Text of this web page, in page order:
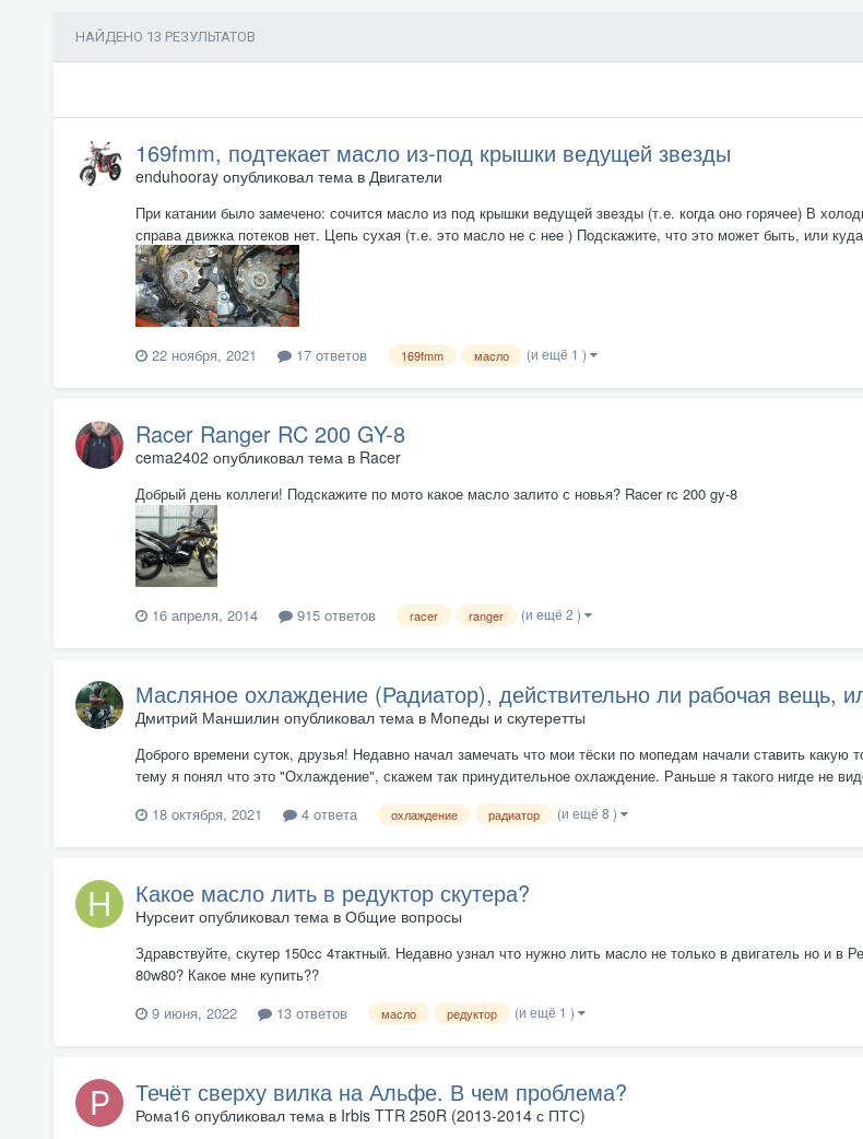
НАЙДЕНО 13 РЕЗУЛЬТАТОВ
169fmm, подтекает масло из-под крышки ведущей звезды
enduhoorayопубликовал тема в Двигатели
При катании было замечено: сочится масло из под крышки ведущей звезды (т.е. когда оно горячее) В
справа движка потеков нет. Цепь сухая (т.е. это масло не с нее ) Подскажите, что это может быть, или
22 ноября, 2021 17 ответов 169fmm масло (и ещё 1 )
Racer Ranger RC 200 GY-8
cema2402 опубликовал тема в Racer
Добрый день коллеги! Подскажите по мото какое масло залито с новья? Racer rc 200 gy-8
16 апреля, 2014 915 ответов racer ranger (и ещё 2 )
Масляное охлаждение (Радиатор), действительно ли рабочая вещь,
Дмитрий Маншилин опубликовал тема в Мопеды и скутеретты
Доброго времени суток, друзья! Недавно начал замечать что мои тёски по мопедам начали ставить
тему я понял что это "Охлаждение", скажем так принудительное охлаждение. Раньше я такого нигде не
18 октября, 2021
4 ответа охлаждение радиатор (и ещё 8 )
Какое масло лить в редуктор скутера?
Нурсеитопубликовал тема в Общие вопросы
Здравствуйте, скутер 150cc 4тактный. Недавно узнал что нужно лить масло не только в двигатель но и в
80w80? Какое мне купить??
9 июня, 2022
13 ответов масло редуктор (и ещё 1 )
Течёт сверху вилка на Альфе. В чем проблема?
Рома16 опубликовал тема в Irbis TTR 250R (2013-2014 с ПТС)